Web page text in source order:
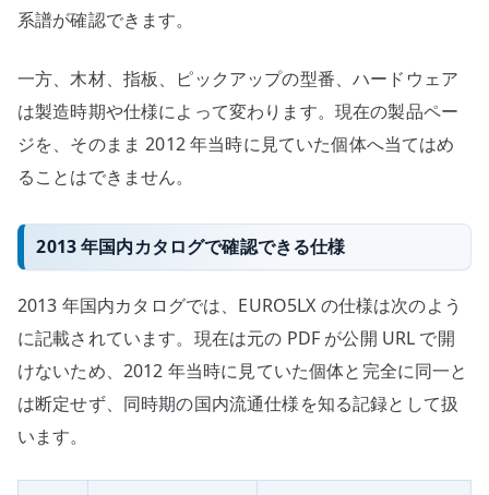
系譜が確認できます。
一方、木材、指板、ピックアップの型番、ハードウェア
は製造時期や仕様によって変わります。現在の製品ペー
ジを、そのまま 2012 年当時に見ていた個体へ当てはめ
ることはできません。
2013 年国内カタログで確認できる仕様
2013 年国内カタログでは、EURO5LX の仕様は次のよう
に記載されています。現在は元の PDF が公開 URL で開
けないため、2012 年当時に見ていた個体と完全に同一と
は断定せず、同時期の国内流通仕様を知る記録として扱
います。